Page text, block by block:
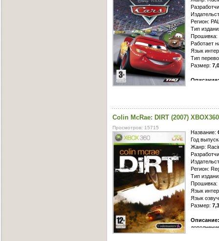
заезды по
игроков.
Поведение
включая
поменять
уровень
Регион:
Тип
Прошивка:
Работает
Язык
Тип
Размер:
Описание:
финишу
Но есть в
чем лавры
Именно
любовь
прозвищу
он выбрал,
славы и
гонки, ему
сияющего
Спрингс,
них и сам
трудный,
Colin McRae: DIRT (2007) XBOX360
Просмотров: 15715
Название:
Год
Жанр:
Регион:
Тип
Прошивка:
Язык
Язык
Размер:
Описание: